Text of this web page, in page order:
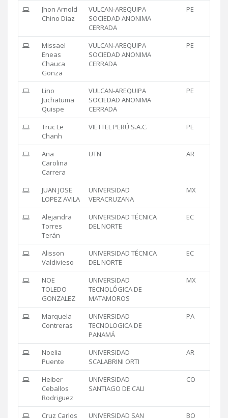
Jhon Arnold
Chino Diaz
VULCAN-AREQUIPA
SOCIEDAD ANONIMA
CERRADA
PE
Missael
Eneas
Chauca
Gonza
VULCAN-AREQUIPA
SOCIEDAD ANONIMA
CERRADA
PE
Lino
Juchatuma
Quispe
VULCAN-AREQUIPA
SOCIEDAD ANONIMA
CERRADA
PE
Truc Le
Chanh
VIETTEL PERÚ S.A.C. PE
Ana
Carolina
Carrera
UTN AR
JUAN JOSE
LOPEZ AVILA
UNIVERSIDAD
VERACRUZANA
MX
Alejandra
Torres
Terán
UNIVERSIDAD TÉCNICA
DEL NORTE
EC
Alisson
Valdivieso
UNIVERSIDAD TÉCNICA
DEL NORTE
EC
NOE
TOLEDO
GONZALEZ
UNIVERSIDAD
TECNOLÓGICA DE
MATAMOROS
MX
Marquela
Contreras
UNIVERSIDAD
TECNOLOGICA DE
PANAMÁ
PA
Noelia
Puente
UNIVERSIDAD
SCALABRINI ORTI
AR
Heiber
Ceballos
Rodriguez
UNIVERSIDAD
SANTIAGO DE CALI
CO
Cruz Carlos UNIVERSIDAD SAN BO